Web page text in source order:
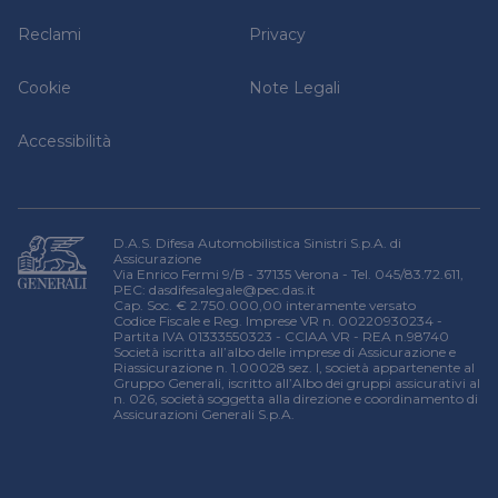
Reclami Privacy
Cookie Note Legali
Accessibilità
D.A.S. Difesa Automobilistica Sinistri S.p.A. di
Assicurazione
Via Enrico Fermi 9/B - 37135 Verona - Tel. 045/83.72.611,
PEC: dasdifesalegale@pec.das.it
Cap. Soc. € 2.750.000,00 interamente versato
Codice Fiscale e Reg. Imprese VR n. 00220930234 -
Partita IVA 01333550323 - CCIAA VR - REA n.98740
Società iscritta all’albo delle imprese di Assicurazione e
Riassicurazione n. 1.00028 sez. I, società appartenente al
Gruppo Generali, iscritto all’Albo dei gruppi assicurativi al
n. 026, società soggetta alla direzione e coordinamento di
Assicurazioni Generali S.p.A.